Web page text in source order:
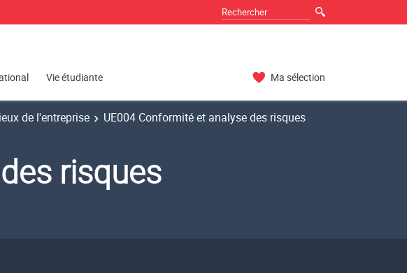
Vie étudiante Ma sélection
de l'entreprise
UE004 Conformité et analyse des risques
risques